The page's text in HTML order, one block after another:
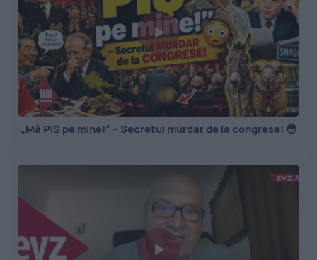
„Mă PIȘ pe mine!” – Secretul murdar de la congrese! 😳